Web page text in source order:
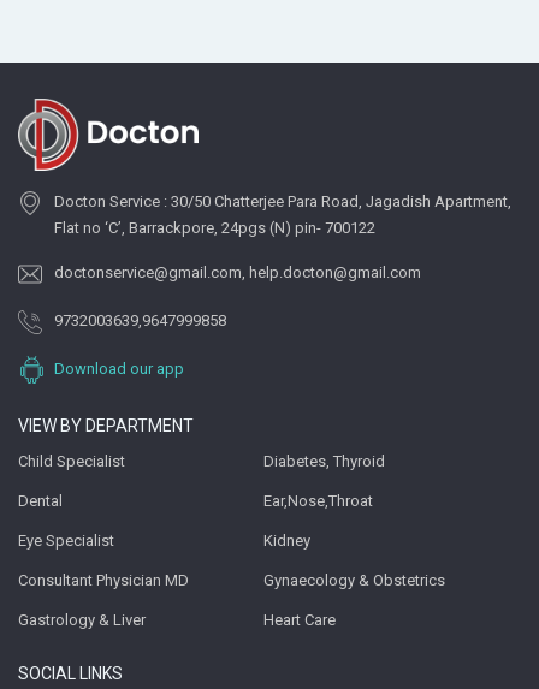
Docton Service : 30/50 Chatterjee Para Road, Jagadish Apartment,
Flat no ‘C’, Barrackpore, 24pgs (N) pin- 700122
doctonservice@gmail.com, help.docton@gmail.com
9732003639,9647999858
Download our app
VIEW BY DEPARTMENT
Child Specialist Diabetes, Thyroid
Dental Ear,Nose,Throat
Eye Specialist Kidney
Consultant Physician MD Gynaecology & Obstetrics
Gastrology & Liver Heart Care
SOCIAL LINKS